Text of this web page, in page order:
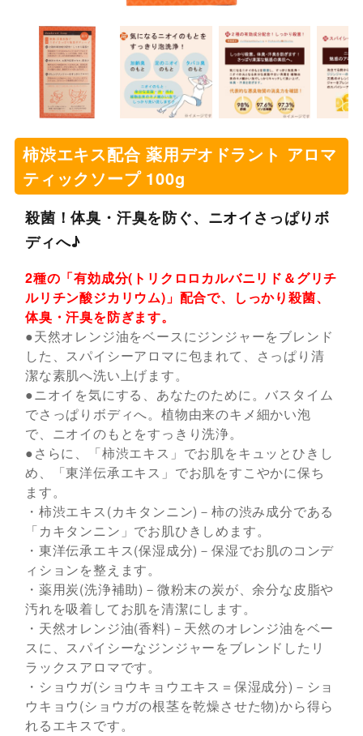
柿渋エキス配合 薬用デオドラント アロマ
ティックソープ 100g
殺菌！体臭・汗臭を防ぐ、ニオイさっぱりボ
ディへ♪
2種の「有効成分(トリクロロカルバニリド＆グリチ
ルリチン酸ジカリウム)」配合で、しっかり殺菌、
体臭・汗臭を防ぎます。
●天然オレンジ油をベースにジンジャーをブレンド
した、スパイシーアロマに包まれて、さっぱり清
潔な素肌へ洗い上げます。
●ニオイを気にする、あなたのために。バスタイム
でさっぱりボディへ。植物由来のキメ細かい泡
で、ニオイのもとをすっきり洗浄。
●さらに、「柿渋エキス」でお肌をキュッとひきし
め、「東洋伝承エキス」でお肌をすこやかに保ち
ます。
・柿渋エキス(カキタンニン)－柿の渋み成分である
「カキタンニン」でお肌ひきしめます。
・東洋伝承エキス(保湿成分)－保湿でお肌のコンデ
ィションを整えます。
・薬用炭(洗浄補助)－微粉末の炭が、余分な皮脂や
汚れを吸着してお肌を清潔にします。
・天然オレンジ油(香料)－天然のオレンジ油をベー
スに、スパイシーなジンジャーをブレンドしたリ
ラックスアロマです。
・ショウガ(ショウキョウエキス＝保湿成分)－ショ
ウキョウ(ショウガの根茎を乾燥させた物)から得ら
れるエキスです。